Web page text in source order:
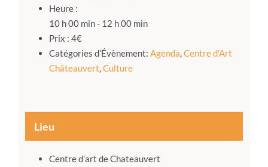
Heure :
10 h 00 min - 12 h 00 min
Prix : 4€
Catégories d’Évènement: Agenda Centre d'Art
Châteauvert Culture
Lieu
Centre d’art de Chateauvert